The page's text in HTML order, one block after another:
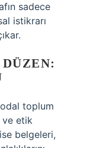
sadece
istikrarı
toplum
ve etik
belgeleri,